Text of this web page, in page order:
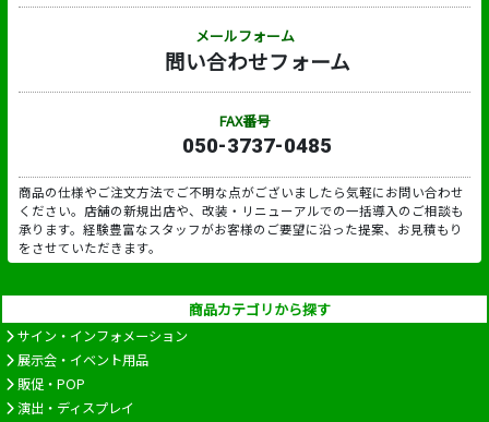
メールフォーム
問い合わせフォーム
FAX番号
050-3737-0485
商品の仕様やご注文方法でご不明な点がございましたら気軽にお問い合わせ
ください。店舗の新規出店や、改装・リニューアルでの一括導入のご相談も
承ります。経験豊富なスタッフがお客様のご要望に沿った提案、お見積もり
をさせていただきます。
商品カテゴリから探す
サイン・インフォメーション
展示会・イベント用品
販促・POP
演出・ディスプレイ